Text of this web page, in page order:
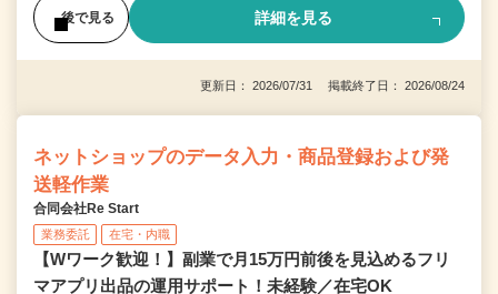
後で見る 詳細を見る
更新日： 2026/07/31 掲載終了日： 2026/08/24
ネットショップのデータ入力・商品登録および発
送軽作業
合同会社Re Start
業務委託 在宅・内職
【Wワーク歓迎！】副業で月15万円前後を見込めるフリ
マアプリ出品の運用サポート！未経験／在宅OK